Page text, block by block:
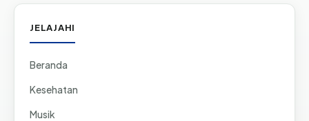
JELAJAHI
Beranda
Kesehatan
Musik